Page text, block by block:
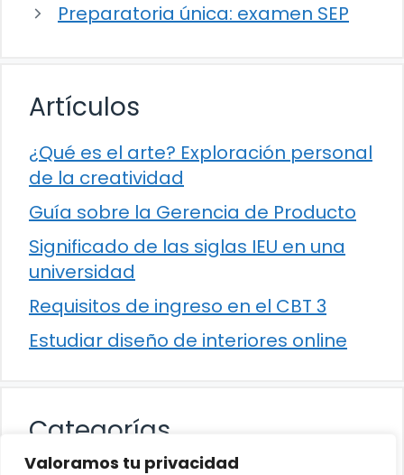
Valoramos tu privacidad
Preparatoria única: examen SEP
Artículos
¿Qué es el arte? Exploración personal
de la creatividad
Guía sobre la Gerencia de Producto
Significado de las siglas IEU en una
universidad
Requisitos de ingreso en el CBT 3
Estudiar diseño de interiores online
Categorías